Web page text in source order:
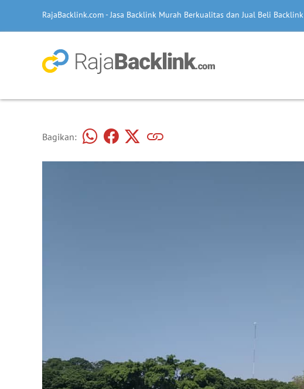
RajaBacklink.com - Jasa Backlink Murah Berkualitas dan Jual Beli Backlink
Bagikan: